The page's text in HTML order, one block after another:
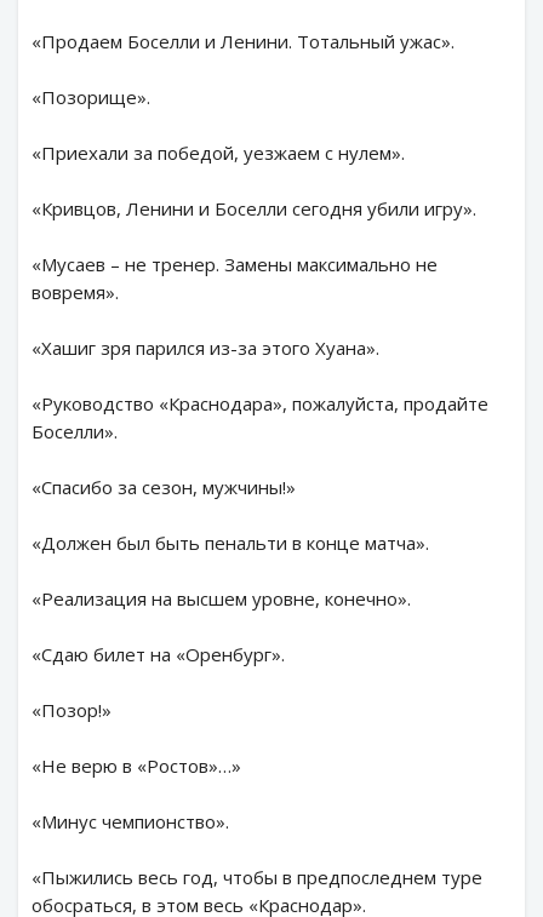
«Продаем Боселли и Ленини. Тотальный ужас».
«Позорище».
«Приехали за победой, уезжаем с нулем».
«Кривцов, Ленини и Боселли сегодня убили игру».
«Мусаев – не тренер. Замены максимально не
вовремя».
«Хашиг зря парился из-за этого Хуана».
«Руководство «Краснодара», пожалуйста, продайте
Боселли».
«Спасибо за сезон, мужчины!»
«Должен был быть пенальти в конце матча».
«Реализация на высшем уровне, конечно».
«Сдаю билет на «Оренбург».
«Позор!»
«Не верю в «Ростов»…»
«Минус чемпионство».
«Пыжились весь год, чтобы в предпоследнем туре
обосраться, в этом весь «Краснодар».